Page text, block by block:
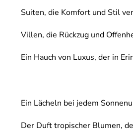
Suiten, die Komfort und Stil
Villen, die Rückzug und
Ein Hauch von Luxus, der in
Ein Lächeln bei jedem
Der Duft tropischer Blumen,